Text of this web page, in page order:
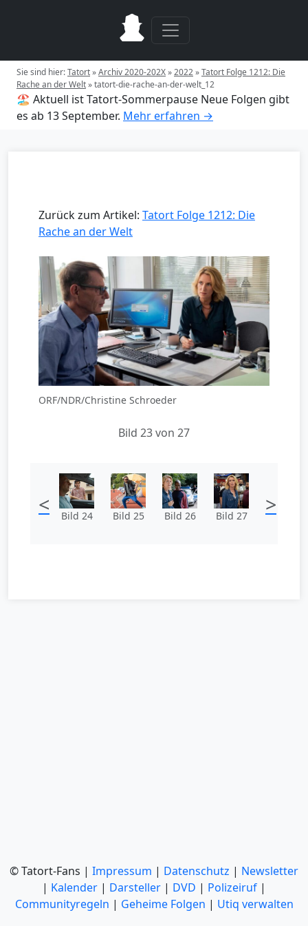
Sie sind hier:Tatort»Archiv 2020-202X»2022»Tatort Folge 1212: Die
Rache an der Welt»tatort-die-rache-an-der-welt_12
🏖️ Aktuell ist Tatort-Sommerpause Neue Folgen gibt
es ab 13 September. Mehr erfahren →
Zurück zum Artikel: Tatort Folge 1212: Die
Rache an der Welt
ORF/NDR/Christine Schroeder
Bild 23 von 27
< Bild 24 Bild 25 Bild 26 Bild 27 >
© Tatort-Fans | Impressum | Datenschutz | Newsletter
| Kalender | Darsteller | DVD | Polizeiruf |
Communityregeln | Geheime Folgen | Utiq verwalten